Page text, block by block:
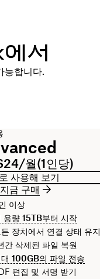
서
능합니다.
월(1인당)
사용해 보기
금 구매
이상
용량 15TB부터 시작
든 장치에서 연결 상태 유지
간 삭제된 파일 복원
100GB의 파일 전송
편집 및 서명 받기